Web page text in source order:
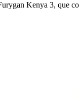
Kenya 3, que